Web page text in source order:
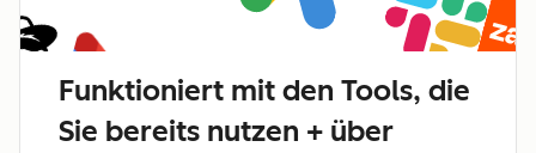
Funktioniert mit den Tools, die
Sie bereits nutzen + über